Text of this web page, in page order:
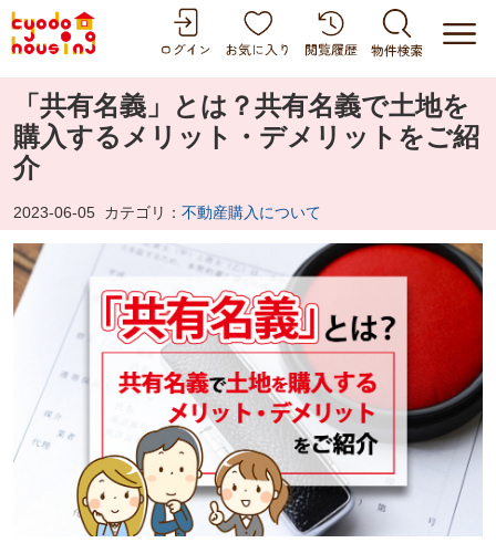
「共有名義」とは？共有名義で土地を
購入するメリット・デメリットをご紹
介
2023-06-05 カテゴリ： 不動産購入について